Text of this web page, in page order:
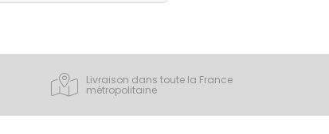
Livraison dans toute la France
métropolitaine